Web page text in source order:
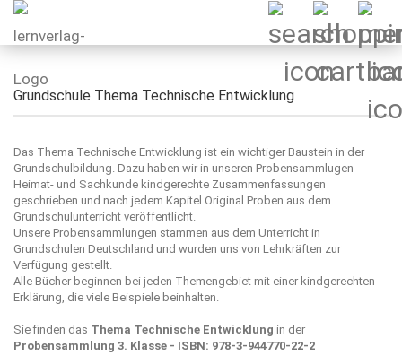
Grundschule Thema Technische Entwicklung
Das Thema Technische Entwicklung ist ein wichtiger Baustein in der
Grundschulbildung. Dazu haben wir in unseren Probensammlugen
Heimat- und Sachkunde kindgerechte Zusammenfassungen
geschrieben und nach jedem Kapitel Original Proben aus dem
Grundschulunterricht veröffentlicht.
Unsere Probensammlungen stammen aus dem Unterricht in
Grundschulen Deutschland und wurden uns von Lehrkräften zur
Verfügung gestellt.
Alle Bücher beginnen bei jeden Themengebiet mit einer kindgerechten
Erklärung, die viele Beispiele beinhalten.
Sie finden das Thema Technische Entwicklung in der
Probensammlung 3. Klasse - ISBN: 978-3-944770-22-2